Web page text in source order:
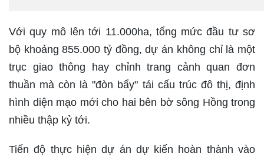
Với quy mô lên tới 11.000ha, tổng mức đầu tư sơ
bộ khoảng 855.000 tỷ đồng, dự án không chỉ là một
trục giao thông hay chỉnh trang cảnh quan đơn
thuần mà còn là "đòn bẩy" tái cấu trúc đô thị, định
hình diện mạo mới cho hai bên bờ sông Hồng trong
nhiều thập kỷ tới.
Tiến độ thực hiện dự án dự kiến hoàn thành vào